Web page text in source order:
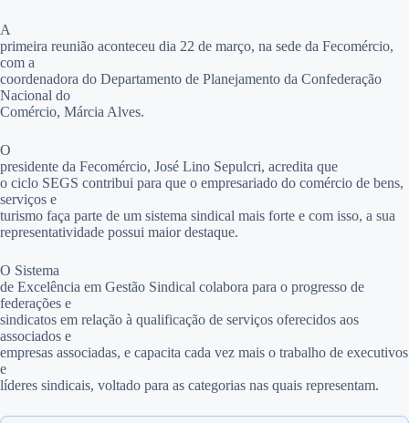
A
primeira reunião aconteceu dia 22 de março, na sede da Fecomércio,
com a
coordenadora do Departamento de Planejamento da Confederação
Nacional do
Comércio, Márcia Alves.
O
presidente da Fecomércio, José Lino Sepulcri, acredita que
o ciclo SEGS contribui para que o empresariado do comércio de bens,
serviços e
turismo faça parte de um sistema sindical mais forte e com isso, a sua
representatividade possui maior destaque.
O Sistema
de Excelência em Gestão Sindical colabora para o progresso de
federações e
sindicatos em relação à qualificação de serviços oferecidos aos
associados e
empresas associadas, e capacita cada vez mais o trabalho de executivos
e
líderes sindicais, voltado para as categorias nas quais representam.